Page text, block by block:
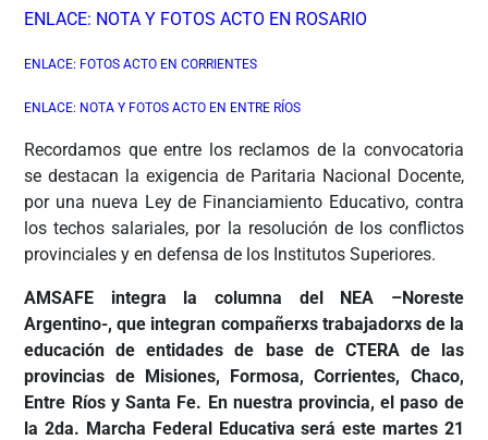
ENLACE: NOTA Y FOTOS ACTO EN ROSARIO
ENLACE: FOTOS ACTO EN CORRIENTES
ENLACE: NOTA Y FOTOS ACTO EN ENTRE RÍOS
Recordamos que entre los reclamos de la convocatoria
se destacan la exigencia de Paritaria Nacional Docente,
por una nueva Ley de Financiamiento Educativo, contra
los techos salariales, por la resolución de los conflictos
provinciales y en defensa de los Institutos Superiores.
AMSAFE integra la columna del NEA –Noreste
Argentino-, que integran compañerxs trabajadorxs de la
educación de entidades de base de CTERA de las
provincias de Misiones, Formosa, Corrientes, Chaco,
Entre Ríos y Santa Fe. En nuestra provincia, el paso de
la 2da. Marcha Federal Educativa será este martes 21